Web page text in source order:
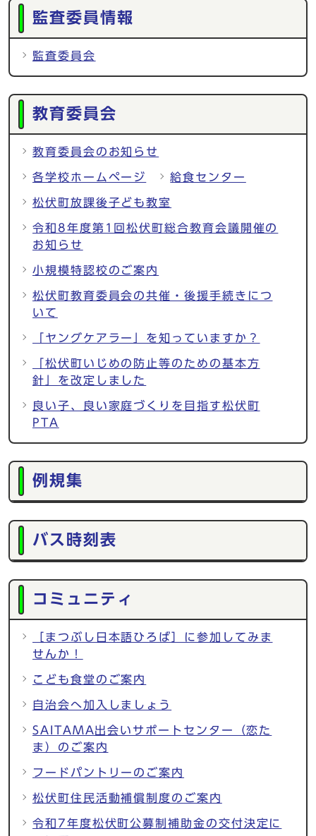
監査委員情報
監査委員会
教育委員会
教育委員会のお知らせ
各学校ホームページ 給食センター
松伏町放課後子ども教室
令和8年度第1回松伏町総合教育会議開催の
お知らせ
小規模特認校のご案内
松伏町教育委員会の共催・後援手続きにつ
いて
「ヤングケアラー」を知っていますか？
「松伏町いじめの防止等のための基本方
針」を改定しました
良い子、良い家庭づくりを目指す松伏町
PTA
例規集
バス時刻表
コミュニティ
［まつぶし日本語ひろば］に参加してみま
せんか！
こども食堂のご案内
自治会へ加入しましょう
SAITAMA出会いサポートセンター（恋た
ま）のご案内
フードパントリーのご案内
松伏町住民活動補償制度のご案内
令和7年度松伏町公募制補助金の交付決定に